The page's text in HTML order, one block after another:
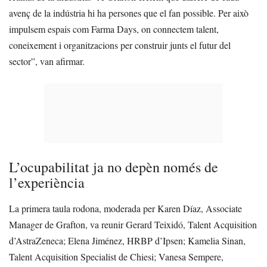
avenç de la indústria hi ha persones que el fan possible. Per això
impulsem espais com Farma Days, on connectem talent,
coneixement i organitzacions per construir junts el futur del
sector”, van afirmar.
L’ocupabilitat ja no depèn només de
l’experiència
La primera taula rodona, moderada per Karen Díaz, Associate
Manager de Grafton, va reunir Gerard Teixidó, Talent Acquisition
d’AstraZeneca; Elena Jiménez, HRBP d’Ipsen; Kamelia Sinan,
Talent Acquisition Specialist de Chiesi; Vanesa Sempere,